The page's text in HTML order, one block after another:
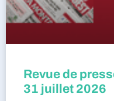
Revue de
31 juillet 2026